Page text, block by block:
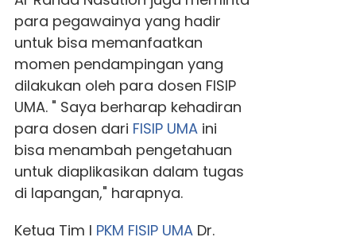
para pegawainya yang hadir
untuk bisa memanfaatkan
momen pendampingan yang
dilakukan oleh para dosen FISIP
UMA. " Saya berharap kehadiran
para dosen dari FISIP UMAini
bisa menambah pengetahuan
untuk diaplikasikan dalam tugas
di lapangan," harapnya.
Ketua Tim I PKM FISIP UMADr.